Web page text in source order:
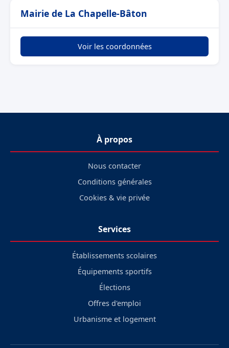
Mairie de La Chapelle-Bâton
Voir les coordonnées
À propos
Nous contacter
Conditions générales
Cookies & vie privée
Services
Établissements scolaires
Équipements sportifs
Élections
Offres d'emploi
Urbanisme et logement